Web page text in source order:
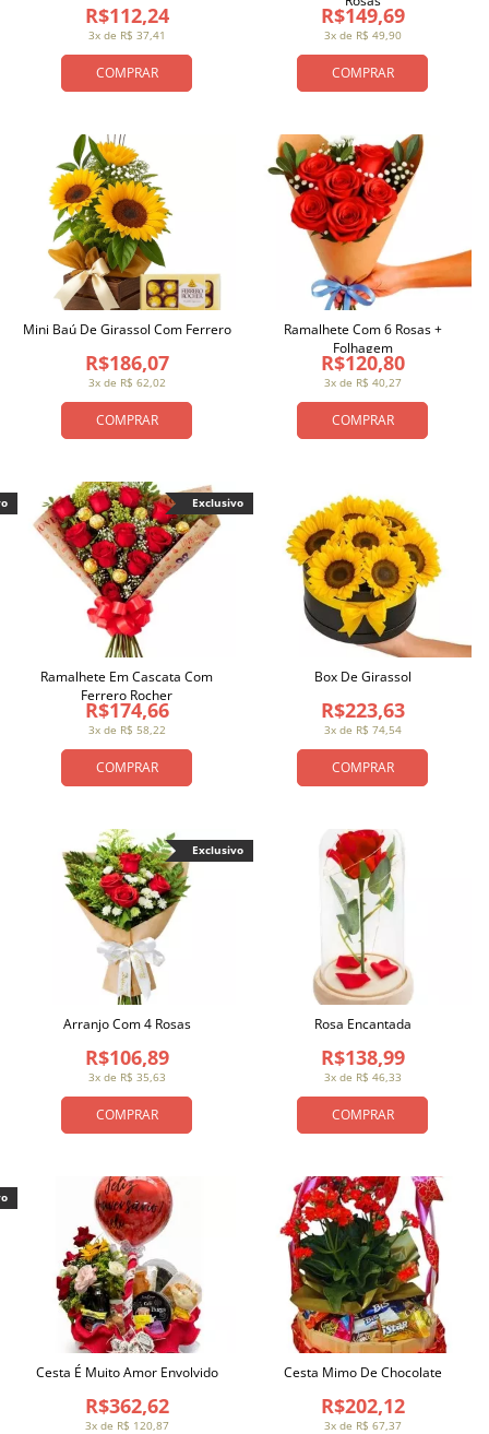
COMPRAR
3x de R$ 37,41
R$112,24
COMPRAR
3x de R$ 49,90
R$149,69
COMPRAR
3x de R$ 62,02
R$186,07
Mini Baú De Girassol Com Ferrero
COMPRAR
3x de R$ 40,27
R$120,80
Ramalhete Com 6 Rosas +
Folhagem
COMPRAR
3x de R$ 58,22
R$174,66
Ramalhete Em Cascata Com
Ferrero Rocher
Exclusivo
COMPRAR
3x de R$ 74,54
R$223,63
Box De Girassol
COMPRAR
3x de R$ 35,63
R$106,89
Arranjo Com 4 Rosas
Exclusivo
COMPRAR
3x de R$ 46,33
R$138,99
Rosa Encantada
3x de R$ 120,87
R$362,62
Cesta É Muito Amor Envolvido
3x de R$ 67,37
R$202,12
Cesta Mimo De Chocolate